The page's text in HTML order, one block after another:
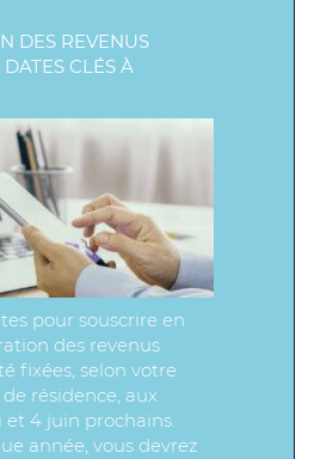
DES REVENUS
CLÉS À
pour souscrire en
des revenus
fixées, selon votre
résidence, aux
et 4 juin prochains.
année, vous devrez